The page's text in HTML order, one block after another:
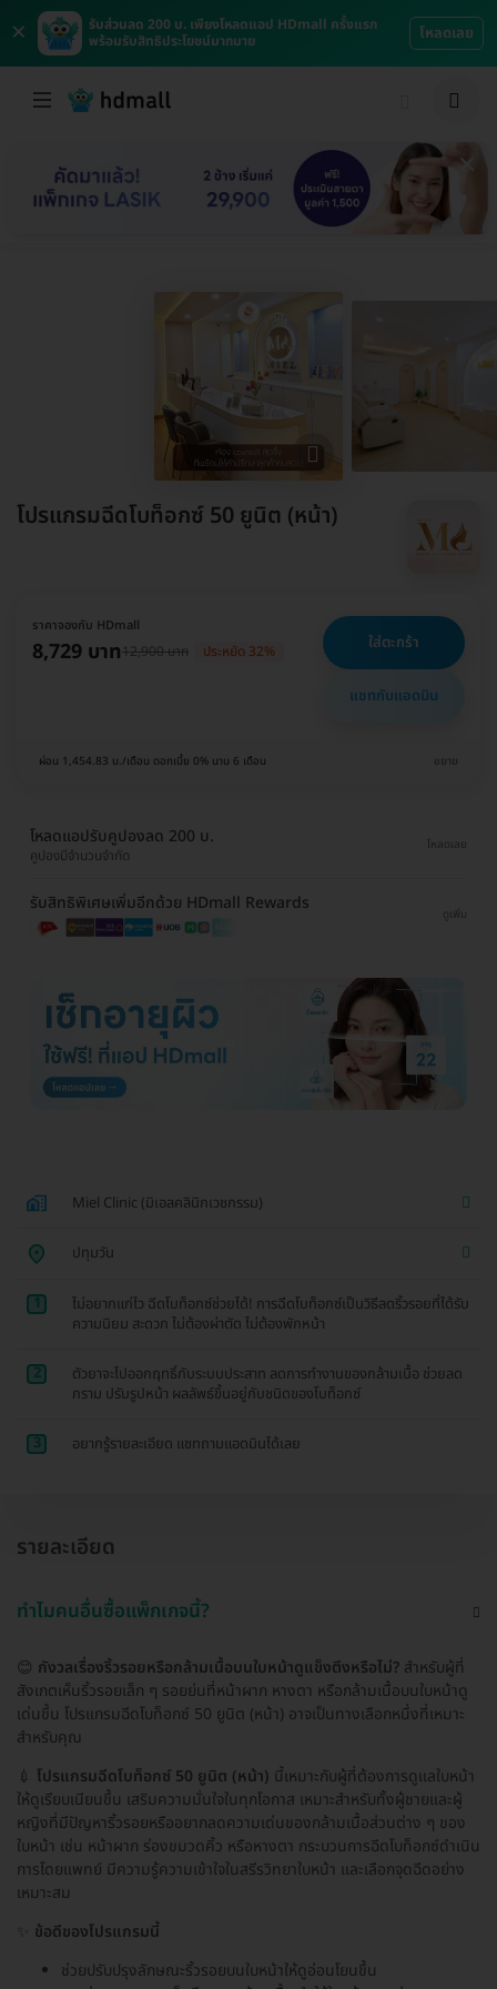
×
รับส่วนลด 200 บ. เพียงโหลดแอป HDmall ครั้งแรก
พร้อมรับสิทธิประโยชน์มากมาย
โหลดเลย
โปรแกรมฉีดโบท็อกซ์ 50 ยูนิต (หน้า)
ราคาจองกับ HDmall
8,729 บาท12,900 บาท ประหยัด 32% ใส่ตะกร้า
แชทกับแอดมิน
ผ่อน 1,454.83 บ./เดือน ดอกเบี้ย 0% นาน 6 เดือน ขยาย
โหลดแอปรับคูปองลด 200 บ.
คูปองมีจำนวนจำกัด
โหลดเลย
รับสิทธิพิเศษเพิ่มอีกด้วย HDmall Rewards
ดูเพิ่ม
Miel Clinic (มิเอลคลินิกเวชกรรม)
ปทุมวัน
1
ไม่อยากแก่ไว ฉีดโบท็อกซ์ช่วยได้! การฉีดโบท็อกซ์เป็นวิธีลดริ้วรอยที่ได้รับ
ความนิยม สะดวก ไม่ต้องผ่าตัด ไม่ต้องพักหน้า
2
ตัวยาจะไปออกฤทธิ์กับระบบประสาท ลดการทำงานของกล้ามเนื้อ ช่วยลด
กราม ปรับรูปหน้า ผลลัพธ์ขึ้นอยู่กับชนิดของโบท็อกซ์
3 อยากรู้รายละเอียด แชทถามแอดมินได้เลย
รายละเอียด
ทำไมคนอื่นซื้อแพ็กเกจนี้?
😊 กังวลเรื่องริ้วรอยหรือกล้ามเนื้อบนใบหน้าดูแข็งตึงหรือไม่? สำหรับผู้ที่
สังเกตเห็นริ้วรอยเล็ก ๆ รอยย่นที่หน้าผาก หางตา หรือกล้ามเนื้อบนใบหน้าดู
เด่นขึ้น โปรแกรมฉีดโบท็อกซ์ 50 ยูนิต (หน้า) อาจเป็นทางเลือกหนึ่งที่เหมาะ
สำหรับคุณ
💉 โปรแกรมฉีดโบท็อกซ์ 50 ยูนิต (หน้า) นี้เหมาะกับผู้ที่ต้องการดูแลใบหน้า
ให้ดูเรียบเนียนขึ้น เสริมความมั่นใจในทุกโอกาส เหมาะสำหรับทั้งผู้ชายและผู้
หญิงที่มีปัญหาริ้วรอยหรืออยากลดความเด่นของกล้ามเนื้อส่วนต่าง ๆ ของ
ใบหน้า เช่น หน้าผาก ร่องขมวดคิ้ว หรือหางตา กระบวนการฉีดโบท็อกซ์ดำเนิน
การโดยแพทย์ มีความรู้ความเข้าใจในสรีรวิทยาใบหน้า และเลือกจุดฉีดอย่าง
เหมาะสม
ข้อดีของโปรแกรมนี้
ช่วยปรับปรุงลักษณะริ้วรอยบนใบหน้าให้ดูอ่อนโยนขึ้น